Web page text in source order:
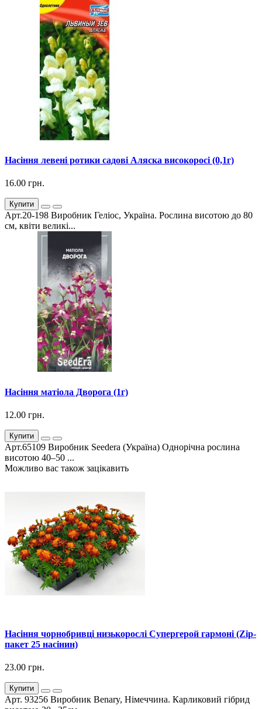
Насіння левені ротики садові Аляска високоросі (0,1г)
16.00 грн.
Купити
Арт.20-198 Виробник Геліос, Україна. Рослина висотою до 80
см, квіти великі...
Насіння матіола Дворога (1г)
12.00 грн.
Купити
Арт.65109 Виробник Seedera (Україна) Однорічна рослина
висотою 40–50 ...
Можливо вас також зацікавить
Насіння чорнобривці низькорослі Супергерой гармоні (Zip-
пакет 25 насінин)
23.00 грн.
Купити
Арт. 93256 Виробник Benary, Німеччина. Карликовий гібрид